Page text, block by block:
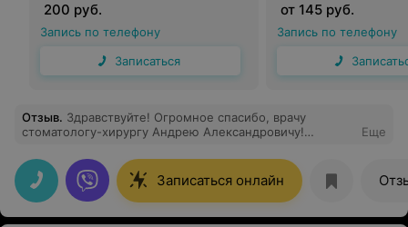
200 руб.
Запись по телефону
Записаться
от 145 руб.
Запись по телефону
Отзыв. Здравствуйте! Огромное спасибо, врачу
стоматологу-хирургу Андрею Александровичу!
ребенком 7 лет (опухшая щека, десна вздулась)
пришлось удалять молочный зуб. Врач и медсестра
прекрасно общались с ребенком. Все манипуляции
делали аккуратно и подробно всё объясняли. Вырвали
зуб, ребенок не плакал! Я очень рада, что попали в
Еще
Записаться онлайн